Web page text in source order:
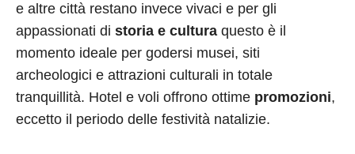
e altre città restano invece vivaci e per gli
appassionati di storia e cultura questo è il
momento ideale per godersi musei, siti
archeologici e attrazioni culturali in totale
tranquillità. Hotel e voli offrono ottime promozioni,
eccetto il periodo delle festività natalizie.